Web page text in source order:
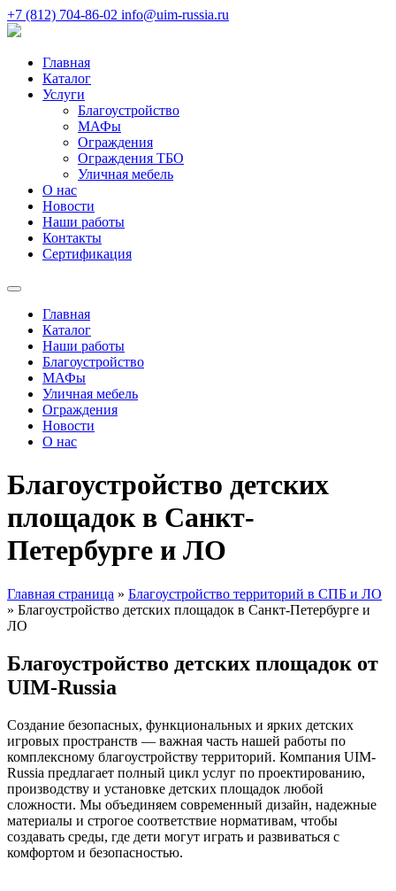
+7 (812) 704-86-02 info@uim-russia.ru
Главная
Каталог
Услуги
Благоустройство
МАФы
Ограждения
Ограждения ТБО
Уличная мебель
О нас
Новости
Наши работы
Контакты
Сертификация
Главная
Каталог
Наши работы
Благоустройство
МАФы
Уличная мебель
Ограждения
Новости
О нас
Благоустройство детских
площадок в Санкт-
Петербурге и ЛО
Главная страница » Благоустройство территорий в СПБ и ЛО
» Благоустройство детских площадок в Санкт-Петербурге и
ЛО
Благоустройство детских площадок от
UIM-Russia
Создание безопасных, функциональных и ярких детских
игровых пространств — важная часть нашей работы по
комплексному благоустройству территорий. Компания UIM-
Russia предлагает полный цикл услуг по проектированию,
производству и установке детских площадок любой
сложности. Мы объединяем современный дизайн, надежные
материалы и строгое соответствие нормативам, чтобы
создавать среды, где дети могут играть и развиваться с
комфортом и безопасностью.